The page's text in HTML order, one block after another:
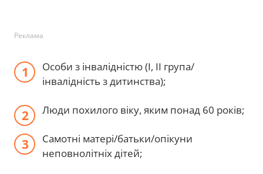
Реклама
Особи з інвалідністю (І, ІІ група/
інвалідність з дитинства);
Люди похилого віку, яким понад 60 років;
Самотні матері/батьки/опікуни
неповнолітніх дітей;